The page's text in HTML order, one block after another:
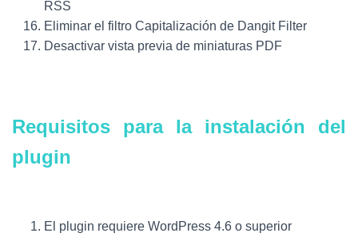
RSS
Eliminar el filtro Capitalización de Dangit Filter
Desactivar vista previa de miniaturas PDF
Requisitos para la instalación del
plugin
El plugin requiere WordPress 4.6 o superior